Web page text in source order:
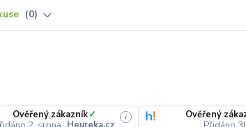
0
Ověřený zákazník✓
i Ověřený